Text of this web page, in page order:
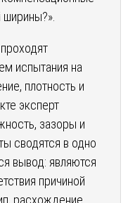
испытания на
плотность и
эксперт
зазоры и
сводятся в одно
вывод: являются
причиной
расхождение